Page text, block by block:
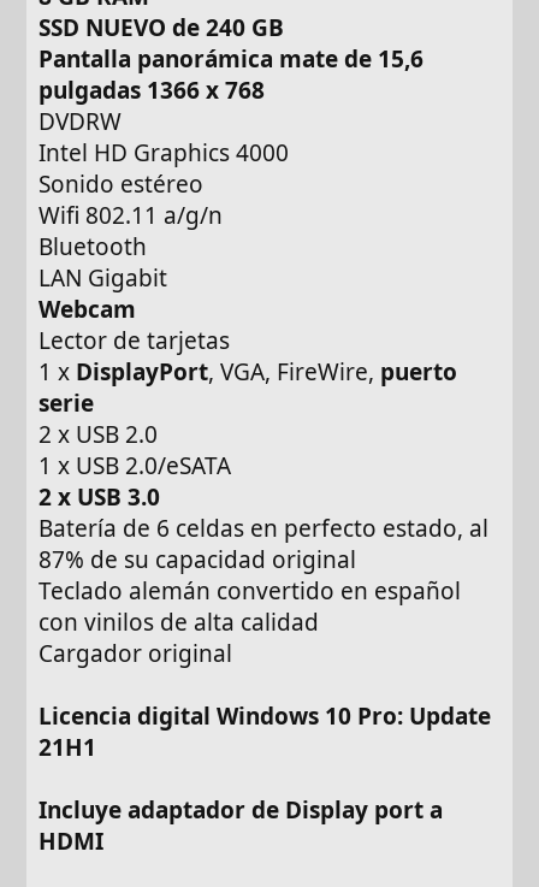
SSD NUEVO de 240 GB
Pantalla panorámica mate de 15,6
pulgadas 1366 x 768
DVDRW
Intel HD Graphics 4000
Sonido estéreo
Wifi 802.11 a/g/n
Bluetooth
LAN Gigabit
Webcam
Lector de tarjetas
1 x DisplayPort, VGA, FireWire, puerto
serie
2 x USB 2.0
1 x USB 2.0/eSATA
2 x USB 3.0
Batería de 6 celdas en perfecto estado, al
87% de su capacidad original
Teclado alemán convertido en español
con vinilos de alta calidad
Cargador original
Licencia digital Windows 10 Pro: Update
21H1
Incluye adaptador de Display port a
HDMI